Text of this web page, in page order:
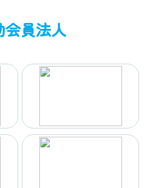
会員法人